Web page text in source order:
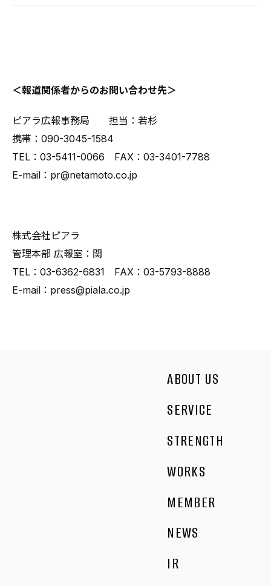
＜報道関係者からのお問い合わせ先＞
ピアラ広報事務局 担当：若杉
携帯：090-3045-1584
TEL：03-5411-0066 FAX：03-3401-7788
E-mail：pr@netamoto.co.jp
株式会社ピアラ
管理本部 広報室：関
TEL：03-6362-6831 FAX：03-5793-8888
E-mail：press@piala.co.jp
ABOUT US
SERVICE
STRENGTH
WORKS
MEMBER
NEWS
IR